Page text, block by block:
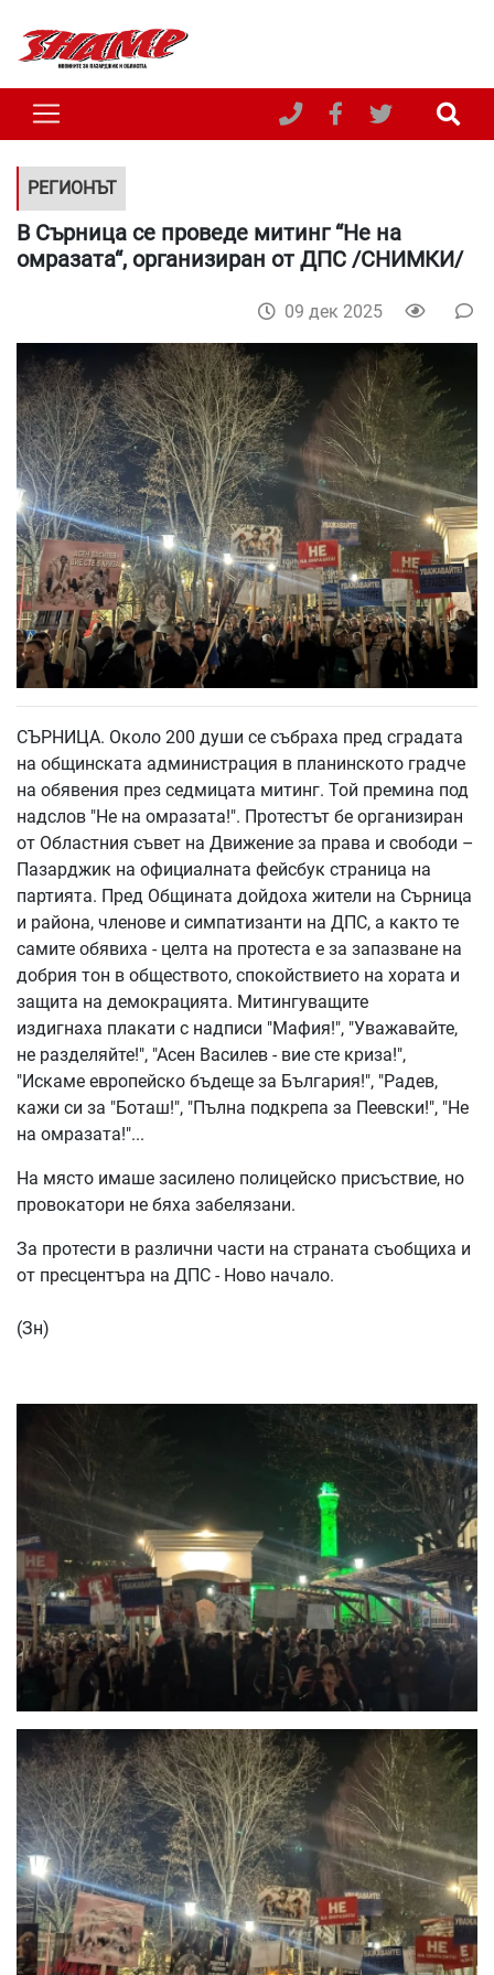
РЕГИОНЪТ
В Сърница се проведе митинг “Не на
омразата“, организиран от ДПС /СНИМКИ/
09 дек 2025
СЪРНИЦА. Около 200 души се събраха пред сградата
на общинската администрация в планинското градче
на обявения през седмицата митинг. Той премина под
надслов "Не на омразата!". Протестът бе организиран
от Областния съвет на Движение за права и свободи –
Пазарджик на официалната фейсбук страница на
партията. Пред Общината дойдоха жители на Сърница
и района, членове и симпатизанти на ДПС, а както те
самите обявиха - целта на протеста е за запазване на
добрия тон в обществото, спокойствието на хората и
защита на демокрацията. Митингуващите
издигнаха плакати с надписи "Мафия!", "Уважавайте,
не разделяйте!", "Асен Василев - вие сте криза!",
"Искаме европейско бъдеще за България!", "Радев,
кажи си за "Боташ!", "Пълна подкрепа за Пеевски!", "Не
на омразата!"...
На място имаше засилено полицейско присъствие, но
провокатори не бяха забелязани.
За протести в различни части на страната съобщиха и
от пресцентъра на ДПС - Ново начало.
(Зн)